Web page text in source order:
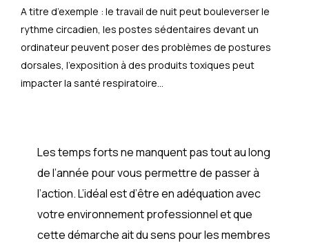
A titre d’exemple : le travail de nuit peut bouleverser le
rythme circadien, les postes sédentaires devant un
ordinateur peuvent poser des problèmes de postures
dorsales, l’exposition à des produits toxiques peut
impacter la santé respiratoire…
Les temps forts ne manquent pas tout au long
de l’année pour vous permettre de passer à
l’action. L’idéal est d’être en adéquation avec
votre environnement professionnel et que
cette démarche ait du sens pour les membres